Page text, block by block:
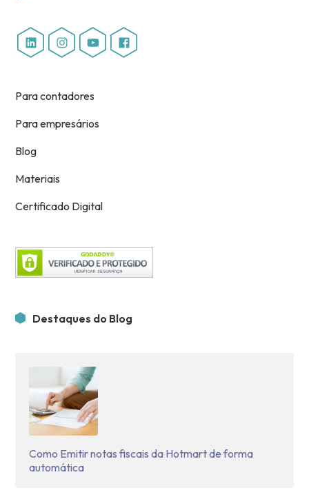
Para contadores
Para empresários
Blog
Materiais
Certificado Digital
Destaques do Blog
Como Emitir notas fiscais da Hotmart de forma
automática